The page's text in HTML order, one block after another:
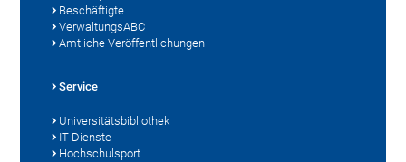
Beschäftigte
VerwaltungsABC
Amtliche Veröffentlichungen
Service
Universitätsbibliothek
IT-Dienste
Hochschulsport